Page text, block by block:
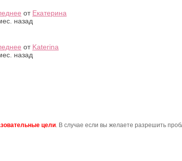
от Екатерина
назад
от Katerina
назад
цели . В случае если вы желаете разрешить